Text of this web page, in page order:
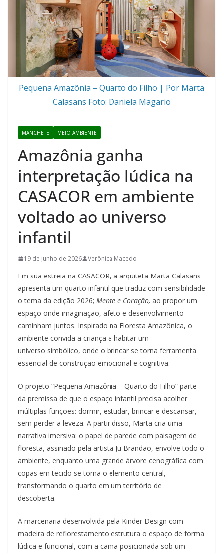
Pequena Amazônia – Quarto do Filho | Por Marta
Calasans Foto: Daniela Magario
MANCHETE MEIO AMBIENTE
Amazônia ganha
interpretação lúdica na
CASACOR em ambiente
voltado ao universo
infantil
19 de junho de 2026 Verônica Macedo
Em sua estreia na CASACOR, a arquiteta Marta Calasans
apresenta um quarto infantil que traduz com sensibilidade
o tema da edição 2026; Mente e Coração, ao propor um
espaço onde imaginação, afeto e desenvolvimento
caminham juntos. Inspirado na Floresta Amazônica, o
ambiente convida a criança a habitar um
universo simbólico, onde o brincar se torna ferramenta
essencial de construção emocional e cognitiva.
O projeto “Pequena Amazônia – Quarto do Filho” parte
da premissa de que o espaço infantil precisa acolher
múltiplas funções: dormir, estudar, brincar e descansar,
sem perder a leveza. A partir disso, Marta cria uma
narrativa imersiva: o papel de parede com paisagem de
floresta, assinado pela artista Ju Brandão, envolve todo o
ambiente, enquanto uma grande árvore cenográfica com
copas em tecido se torna o elemento central,
transformando o quarto em um território de
descoberta.
A marcenaria desenvolvida pela Kinder Design com
madeira de reflorestamento estrutura o espaço de forma
lúdica e funcional, com a cama posicionada sob um